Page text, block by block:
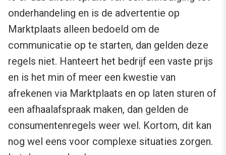
onderhandeling en is de advertentie op
Marktplaats alleen bedoeld om de
communicatie op te starten, dan gelden deze
regels niet. Hanteert het bedrijf een vaste prijs
en is het min of meer een kwestie van
afrekenen via Marktplaats en op laten sturen of
een afhaalafspraak maken, dan gelden de
consumentenregels weer wel. Kortom, dit kan
nog wel eens voor complexe situaties zorgen.